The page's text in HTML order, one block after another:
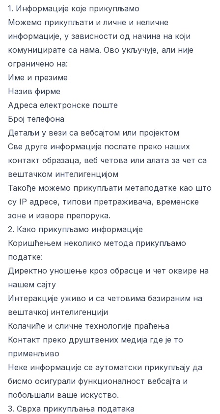
1. Информације које прикупљамо
Можемо прикупљати и личне и неличне
информације, у зависности од начина на који
комуницирате са нама. Ово укључује, али није
ограничено на:
Име и презиме
Назив фирме
Адреса електронске поште
Број телефона
Детаљи у вези са вебсајтом или пројектом
Све друге информације послате преко наших
контакт образаца, веб четова или алата за чет са
вештачком интелигенцијом
Такође можемо прикупљати метаподатке као што
су IP адресе, типови претраживача, временске
зоне и изворе препорука.
2. Како прикупљамо информације
Коришћењем неколико метода прикупљамо
податке:
Директно уношење кроз обрасце и чет оквире на
нашем сајту
Интеракције уживо и са четовима базираним на
вештачкој интелигенцији
Колачиће и сличне технологије праћења
Контакт преко друштвених медија где је то
применљиво
Неке информације се аутоматски прикупљају да
бисмо осигурали функционалност вебсајта и
побољшали ваше искуство.
3. Сврха прикупљања података